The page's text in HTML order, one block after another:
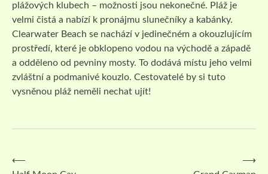
plážových klubech – možnosti jsou nekonečné. Pláž je
velmi čistá a nabízí k pronájmu slunečníky a kabánky.
Clearwater Beach se nachází v jedinečném a okouzlujícím
prostředí, které je obklopeno vodou na východě a západě
a odděleno od pevniny mosty. To dodává místu jeho velmi
zvláštní a podmanivé kouzlo. Cestovatelé by si tuto
vysněnou pláž neměli nechat ujít!
Navigace
⟵
⟶